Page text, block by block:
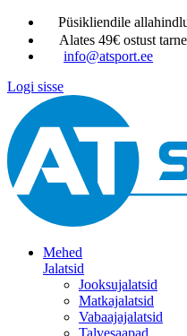
Püsikliendile
Alates 49€ ostust
info@atsport.ee
Logi sisse
Mehed
Jalatsid
Jooksujalatsid
Matkajalatsid
Vabaajajalatsid